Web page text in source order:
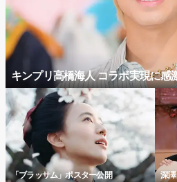
キンプリ高橋海人 コラボ実現に感
「ブラッサム」ポスター公開 深